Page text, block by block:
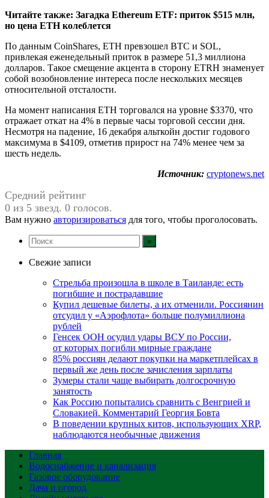
Читайте также: Загадка Ethereum ETF: приток $515 млн,
но цена ETH колеблется
По данным CoinShares, ETH превзошел BTC и SOL,
привлекая еженедельный приток в размере 51,3 миллиона
долларов. Такое смещение акцента в сторону ETRH знаменует
собой возобновление интереса после нескольких месяцев
относительной отсталости.
На момент написания ETH торговался на уровне $3370, что
отражает откат на 4% в первые часы торговой сессии дня.
Несмотря на падение, 16 декабря альткойн достиг годового
максимума в $4109, отметив прирост на 74% менее чем за
шесть недель.
Источник: cryptonews.net
Средний рейтинг
0 из 5 звезд. 0 голосов.
Вам нужно авторизироваться для того, чтобы проголосовать.
Свежие записи
Стрельба произошла в школе в Таиланде: есть
погибшие и пострадавшие
Купил дешевые билеты, а их отменили. Россиянин
отсудил у «Аэрофлота» больше полумиллиона
рублей
Генсек ООН осудил удары ВСУ по России,
от которых погибли мирные граждане
85% россиян делают покупки на маркетплейсах в
первый же день после зачисления зарплаты
Зумеры стали чаще выбирать долгосрочную
занятость
Как Россию попытались сравнить с Венгрией и
Словакией. Комментарий Георгия Бовта
В поведении крупных китов, использующих XRP,
наблюдаются необычные движения
Главная
Водоснабжение и канализация
Газовое оборудование
Дача и огород